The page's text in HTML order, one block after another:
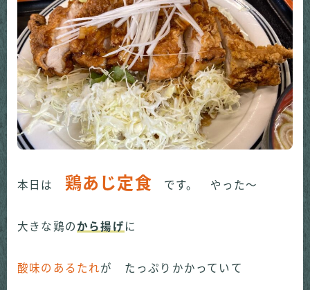
本日は 鶏あじ定食 です。 やった～
大きな鶏の から揚げに
酸味のあるたれが たっぷりかかっていて